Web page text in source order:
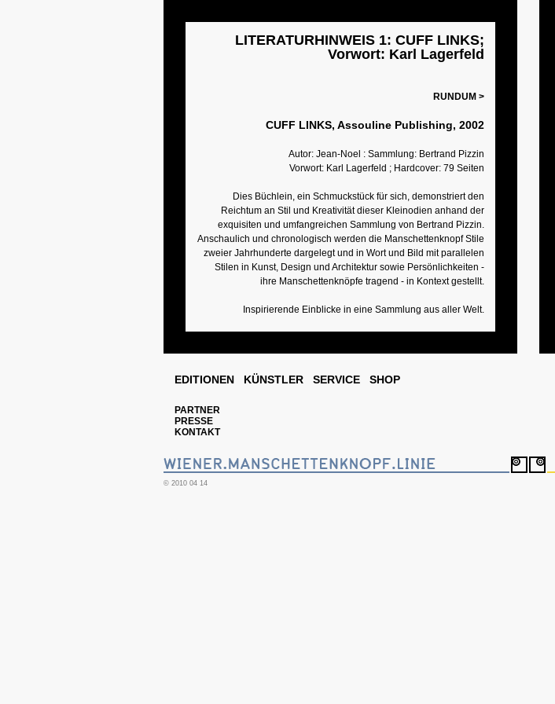
LITERATURHINWEIS 1: CUFF LINKS;
Vorwort: Karl Lagerfeld
RUNDUM >
CUFF LINKS, Assouline Publishing, 2002
Autor: Jean-Noel : Sammlung: Bertrand Pizzin
Vorwort: Karl Lagerfeld ; Hardcover: 79 Seiten
Dies Büchlein, ein Schmuckstück für sich, demonstriert den
Reichtum an Stil und Kreativität dieser Kleinodien anhand der
exquisiten und umfangreichen Sammlung von Bertrand Pizzin.
Anschaulich und chronologisch werden die Manschettenknopf Stile
zweier Jahrhunderte dargelegt und in Wort und Bild mit parallelen
Stilen in Kunst, Design und Architektur sowie Persönlichkeiten -
ihre Manschettenknöpfe tragend - in Kontext gestellt.
Inspirierende Einblicke in eine Sammlung aus aller Welt.
EDITIONEN KÜNSTLER SERVICE SHOP
PARTNER
PRESSE
KONTAKT
© 2010 04 14